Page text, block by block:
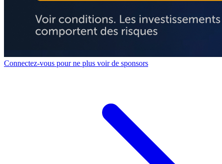
Connectez-vous pour ne plus voir de sponsors